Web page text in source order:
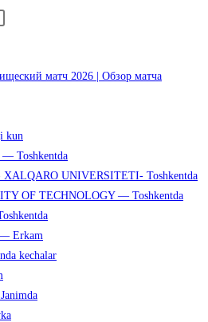
чтобы
поиска.
матч 2026 | Обзор матча
kun
Toshkentda
UNIVERSITETI- Toshkentda
OF TECHNOLOGY — Toshkentda
Erkam
kechalar